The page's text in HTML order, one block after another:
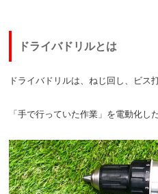
ドライバドリルとは
ドライバドリルは、ねじ回し、ビス
「手で行っていた作業」を電動化し